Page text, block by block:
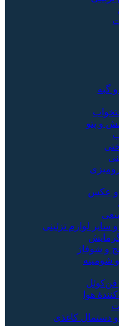
گبه
و پتو
رومیزی
و عکس
سایر لوازم تزئینی
و شوفاژ
شومینه
فن‌کوئل
هوا
و دستمال کاغذی